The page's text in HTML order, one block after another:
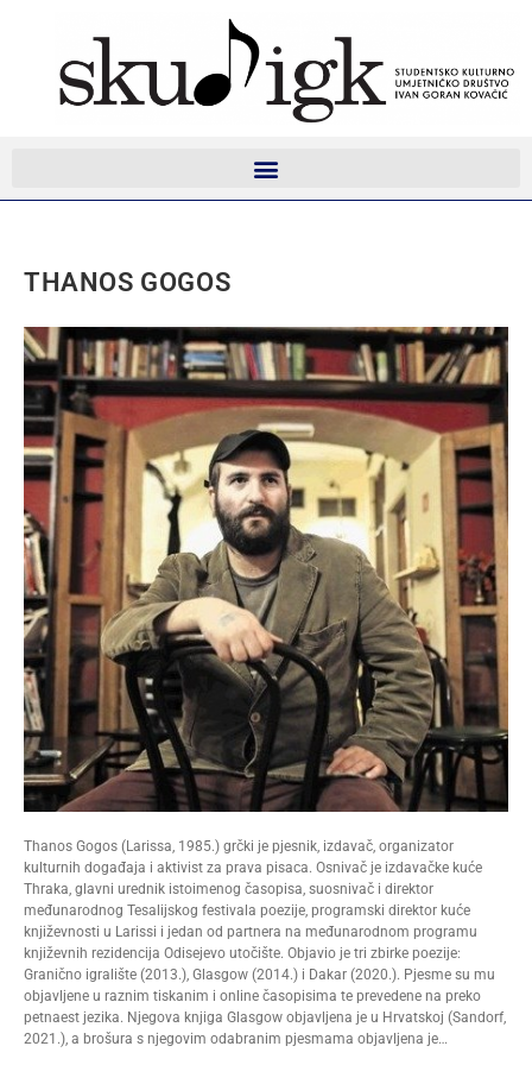
THANOS GOGOS
Thanos Gogos (Larissa, 1985.) grčki je pjesnik, izdavač, organizator
kulturnih događaja i aktivist za prava pisaca. Osnivač je izdavačke kuće
Thraka, glavni urednik istoimenog časopisa, suosnivač i direktor
međunarodnog Tesalijskog festivala poezije, programski direktor kuće
književnosti u Larissi i jedan od partnera na međunarodnom programu
književnih rezidencija Odisejevo utočište. Objavio je tri zbirke poezije:
Granično igralište (2013.), Glasgow (2014.) i Dakar (2020.). Pjesme su mu
objavljene u raznim tiskanim i online časopisima te prevedene na preko
petnaest jezika. Njegova knjiga Glasgow objavljena je u Hrvatskoj (Sandorf,
2021.), a brošura s njegovim odabranim pjesmama objavljena je…